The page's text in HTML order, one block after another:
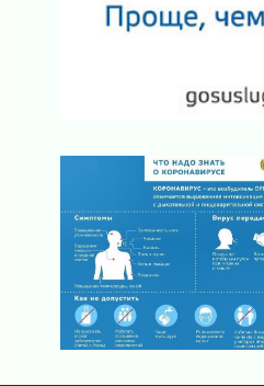
Заблудившегося
Редкие птенцы козодоя
Изменение расписания
Объявлена продажа
29 июля 2026
Пик топливного
области прошёл
29 июля 2026
Ленобласть вошла в